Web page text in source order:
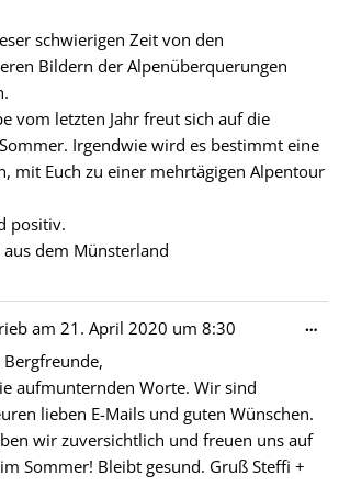
schwierigen Zeit von den
Bildern der Alpenüberquerungen
vom letzten Jahr freut sich auf die
Irgendwie wird es bestimmt eine
mit Euch zu einer mehrtägigen Alpentour
positiv.
dem Münsterland
am 21. April 2020 um 8:30
aufmunternden Worte. Wir sind
lieben E-Mails und guten Wünschen.
wir zuversichtlich und freuen uns auf
Sommer! Bleibt gesund. Gruß Steffi +
…